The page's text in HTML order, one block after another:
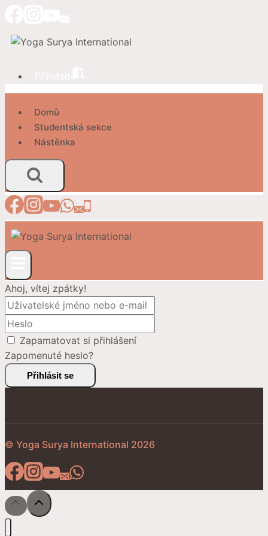
obsah
Domů
Studentská sekce
Nástěnka
Ahoj, vítej zpátky!
Zapamatovat si přihlášení
Zapomenuté heslo?
Přihlásit se
© Yoga Surya International 2026